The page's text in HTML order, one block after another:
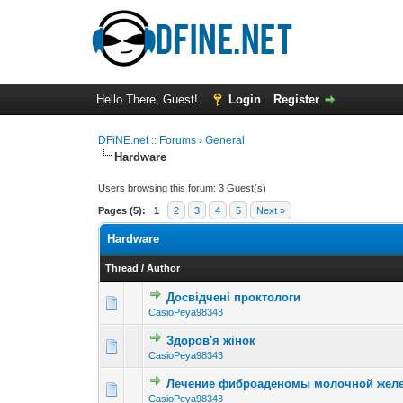
Hello There, Guest! Login Register
DFiNE.net :: Forums ›General
Hardware
Users browsing this forum: 3 Guest(s)
Pages (5): 1 2 3 4 5 Next »
Hardware
Thread /Author
Досвідчені проктологи
CasioPeya98343
Здоров'я жінок
CasioPeya98343
Лечение фиброаденомы молочной
CasioPeya98343
0 Vote(s) - 0 out of
1